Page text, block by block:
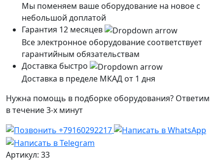
Мы поменяем ваше оборудование на новое с
небольшой доплатой
Гарантия 12 месяцев
Все электронное оборудование соответствует
гарантийным обязательствам
Доставка быстро
Доставка в пределе МКАД от 1 дня
Нужна помощь в подборке оборудования? Ответим
в течение 3-х минут
Артикул: 33